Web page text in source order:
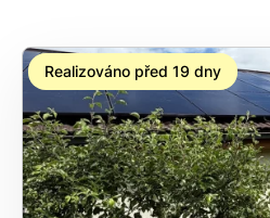
a nic Vás
to
nestojí.
Realizováno před 19 dny